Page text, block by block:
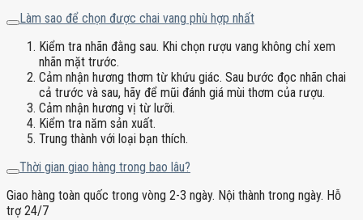
Làm sao để chọn được chai vang phù hợp nhất
Kiểm tra nhãn đằng sau. Khi chọn rượu vang không chỉ xem
nhãn mặt trước.
Cảm nhận hương thơm từ khứu giác. Sau bước đọc nhãn chai
cả trước và sau, hãy để mũi đánh giá mùi thơm của rượu.
Cảm nhận hương vị từ lưỡi.
Kiểm tra năm sản xuất.
Trung thành với loại bạn thích.
Thời gian giao hàng trong bao lâu?
Giao hàng toàn quốc trong vòng 2-3 ngày. Nội thành trong ngày. Hỗ
trợ 24/7